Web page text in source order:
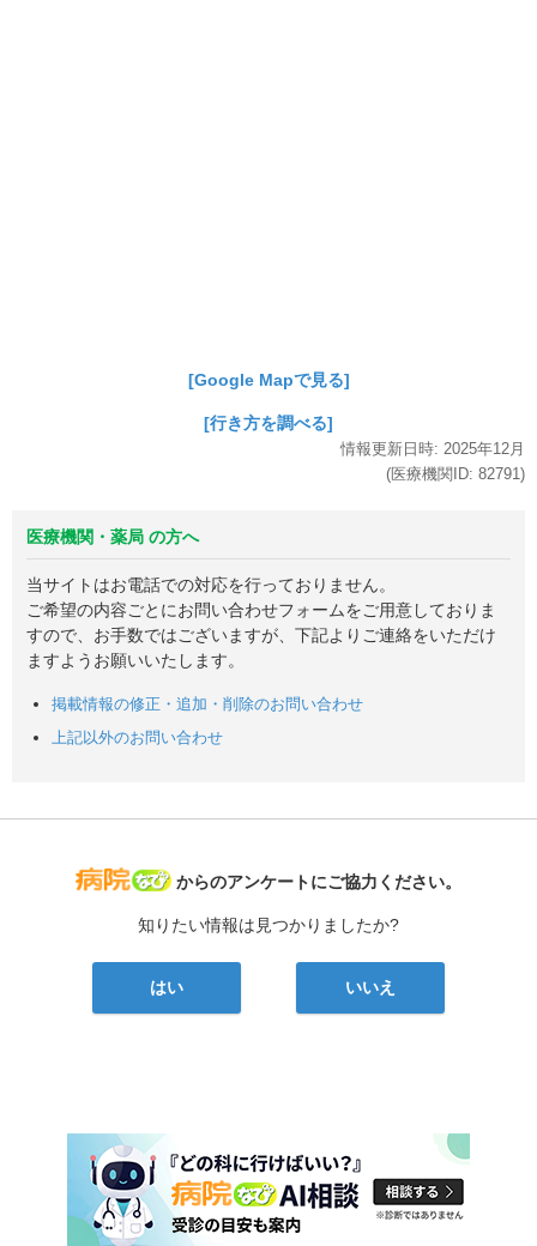
[Google Mapで見る]
[行き方を調べる]
情報更新日時: 2025年12月
(医療機関ID: 82791)
医療機関・薬局 の方へ
当サイトはお電話での対応を行っておりません。
ご希望の内容ごとにお問い合わせフォームをご用意しておりま
すので、お手数ではございますが、下記よりご連絡をいただけ
ますようお願いいたします。
掲載情報の修正・追加・削除のお問い合わせ
上記以外のお問い合わせ
病院なび
からのアンケートにご協力ください。
知りたい情報は見つかりましたか?
はい いいえ